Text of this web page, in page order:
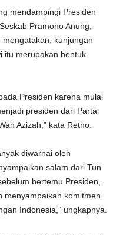
mendampingi Presiden
Pramono Anung,
kunjungan
itu merupakan bentuk
Presiden karena mulai
presiden dari Partai
Azizah,” kata Retno.
diwarnai oleh
salam dari Tun
bertemu Presiden,
menyampaikan komitmen
Indonesia,” ungkapnya.